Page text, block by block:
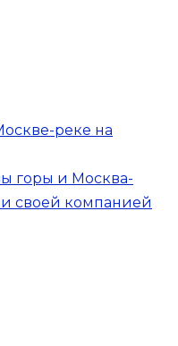
реке на
горы и Москва-
своей компанией